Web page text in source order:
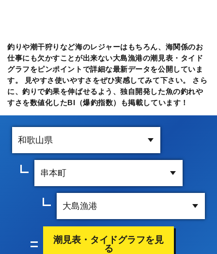
釣りや潮干狩りなど海のレジャーはもちろん、海関係のお
仕事にも欠かすことが出来ない大島漁港の潮見表・タイド
グラフをピンポイントで詳細な最新データを公開していま
す。 見やすさ使いやすさをぜひ実感してみて下さい。 さら
に、釣りで釣果を伸ばせるよう、独自開発した魚の釣れや
すさを数値化したBI（爆釣指数）も掲載しています！
潮見表・タイドグラフを見
る